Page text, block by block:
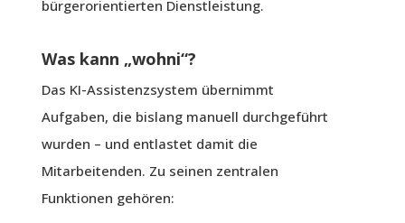
bürgerorientierten Dienstleistung.
Was kann „wohni“?
Das KI-Assistenzsystem übernimmt
Aufgaben, die bislang manuell durchgeführt
wurden – und entlastet damit die
Mitarbeitenden. Zu seinen zentralen
Funktionen gehören: